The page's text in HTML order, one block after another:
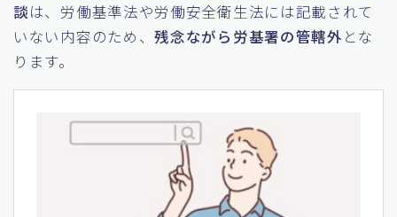
談は、労働基準法や労働安全衛生法には記載されて
いない内容のため、残念ながら労基署の管轄外 とな
ります。